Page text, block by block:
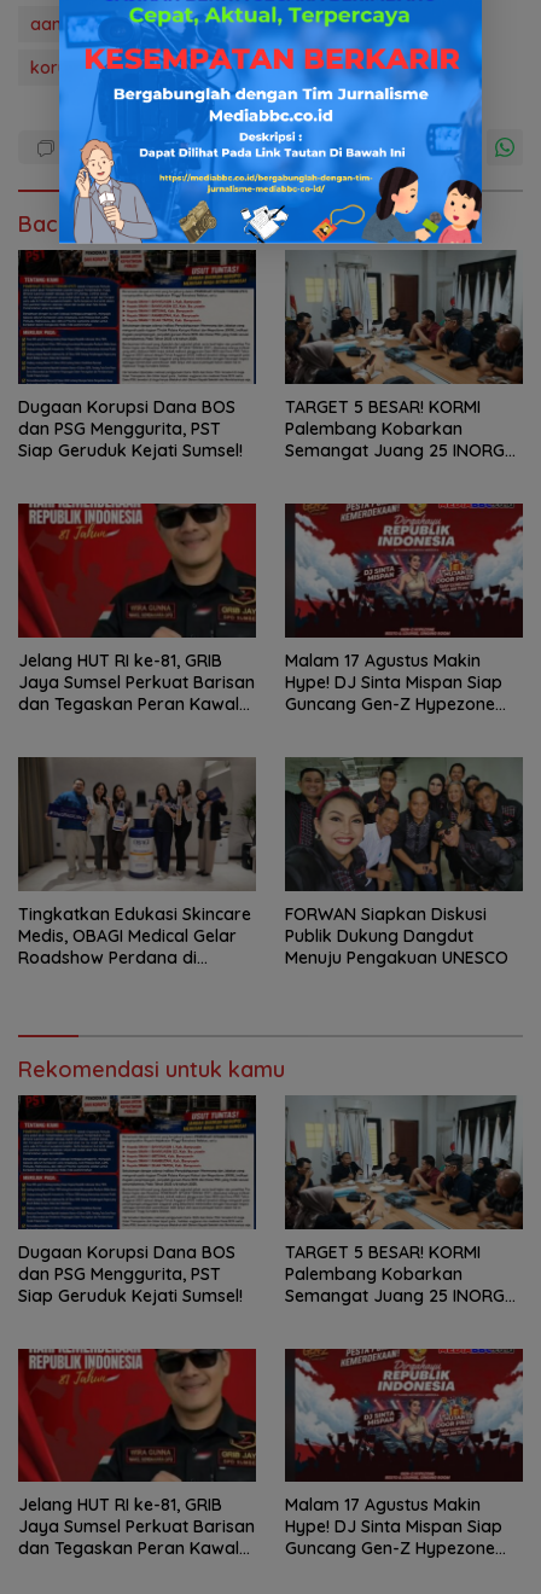
aan pirang hukum & kriminal
kejati sumsel
korupsi
lsm psr mediabbc.co.id news
Baca Juga
Dugaan Korupsi Dana BOS
dan PSG Menggurita, PST
Siap Geruduk Kejati Sumsel!
TARGET 5 BESAR! KORMI
Palembang Kobarkan
Semangat Juang 25 INORGA
Jelang HUT RI ke-81, GRIB
Jaya Sumsel Perkuat Barisan
dan Tegaskan Peran Kawal
Malam 17 Agustus Makin
Hype! DJ Sinta Mispan Siap
Guncang Gen-Z Hypezone
Tingkatkan Edukasi Skincare
Medis, OBAGI Medical Gelar
Roadshow Perdana di
FORWAN Siapkan Diskusi
Publik Dukung Dangdut
Menuju Pengakuan UNESCO
Rekomendasi untuk kamu
Dugaan Korupsi Dana BOS
dan PSG Menggurita, PST
Siap Geruduk Kejati Sumsel!
TARGET 5 BESAR! KORMI
Palembang Kobarkan
Semangat Juang 25 INORGA
Jelang HUT RI ke-81, GRIB
Jaya Sumsel Perkuat Barisan
dan Tegaskan Peran Kawal
Malam 17 Agustus Makin
Hype! DJ Sinta Mispan Siap
Guncang Gen-Z Hypezone